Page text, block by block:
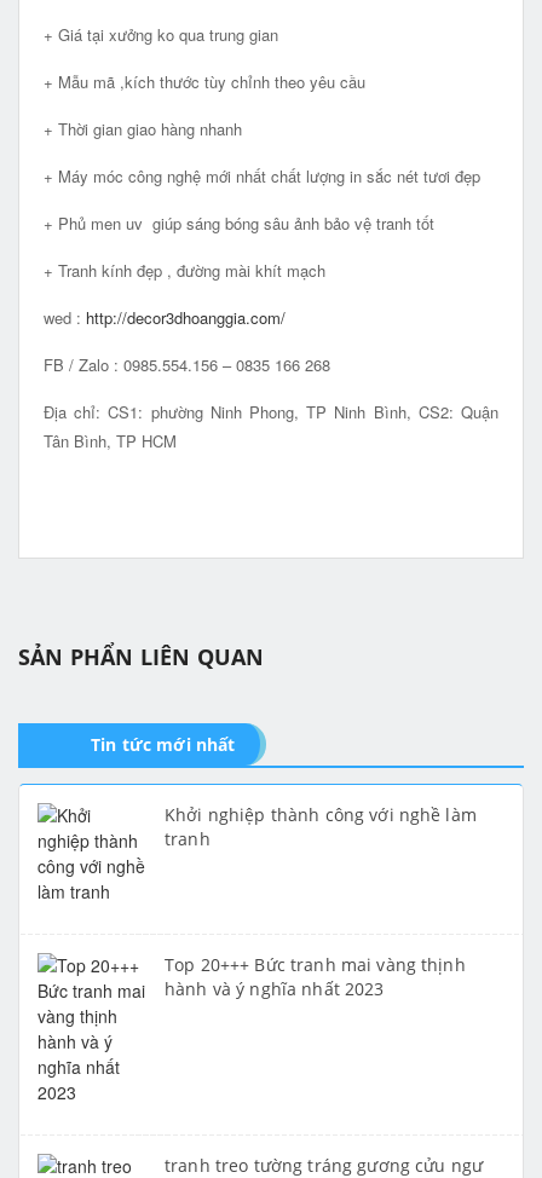
+ Giá tại xưởng ko qua trung gian
+ Mẫu mã ,kích thước tùy chỉnh theo yêu cầu
+ Thời gian giao hàng nhanh
+ Máy móc công nghệ mới nhất chất lượng in sắc nét tươi đẹp
+ Phủ men uv giúp sáng bóng sâu ảnh bảo vệ tranh tốt
+ Tranh kính đẹp , đường mài khít mạch
wed : http://decor3dhoanggia.com/
FB / Zalo : 0985.554.156 – 0835 166 268
Địa chỉ: CS1: phường Ninh Phong, TP Ninh Bình, CS2: Quận
Tân Bình, TP HCM
SẢN PHẨN LIÊN QUAN
Tin tức mới nhất
Khởi nghiệp thành công với nghề làm
tranh
Top 20+++ Bức tranh mai vàng thịnh
hành và ý nghĩa nhất 2023
tranh treo tường tráng gương cửu ngư